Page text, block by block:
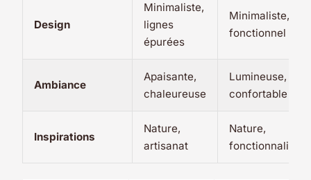
Design
Minimaliste,
lignes
épurées
Minimaliste,
fonctionnel
Ambiance
Apaisante,
chaleureuse
Lumineuse,
confortable
Inspirations
Nature,
artisanat
Nature,
fonctionnalité